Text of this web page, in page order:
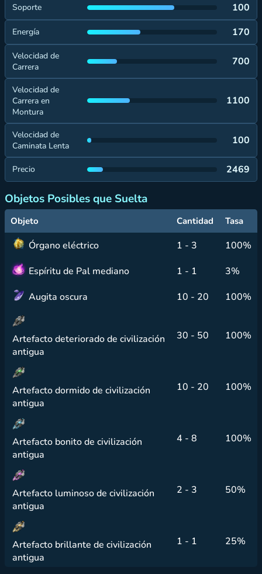
Soporte 100
Energía 170
Velocidad de
Carrera
700
Velocidad de
Carrera en
Montura
1100
Velocidad de
Caminata Lenta
100
Precio 2469
Objetos Posibles que Suelta
Objeto Cantidad Tasa
Órgano eléctrico 1 - 3
100%
Espíritu de Pal mediano
1 - 1
3%
Augita oscura
10 - 20 100%
Artefacto deteriorado de civilización
antigua
30 - 50 100%
Artefacto dormido de civilización
antigua
10 - 20 100%
Artefacto bonito de civilización
antigua
4 - 8 100%
Artefacto luminoso de civilización
antigua
2 - 3 50%
Artefacto brillante de civilización
antigua
1 - 1 25%